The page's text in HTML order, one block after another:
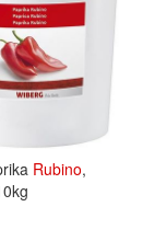
Rubino,